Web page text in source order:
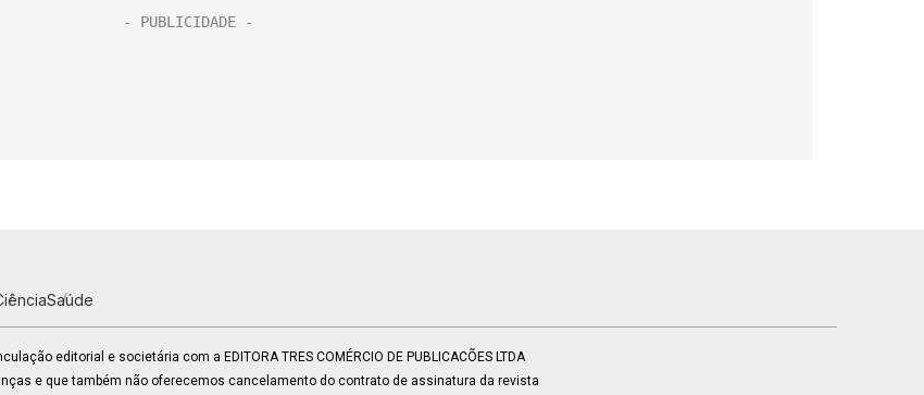
Saúde
editorial e societária com a EDITORA TRES COMÉRCIO DE PUBLICACÕES LTDA
e que também não oferecemos cancelamento do contrato de assinatura da revista